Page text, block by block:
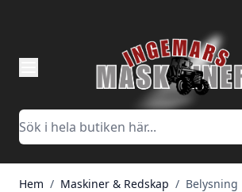
Sök
Hem / Maskiner & Redskap / Belysning